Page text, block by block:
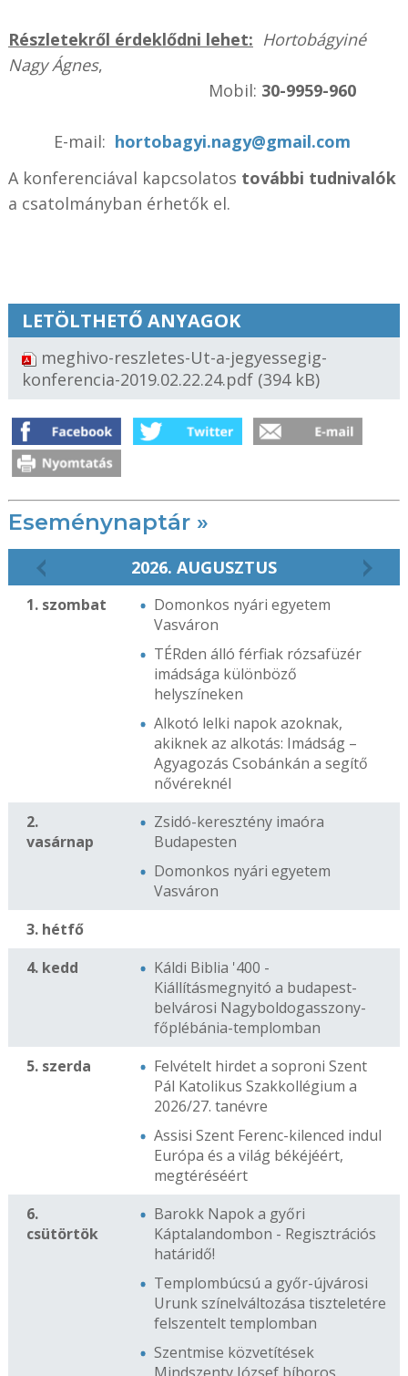
Részletekről érdeklődni lehet: Hortobágyiné
Nagy Ágnes,
Mobil: 30-9959-960
E-mail: hortobagyi.nagy@gmail.com
A konferenciával kapcsolatos további tudnivalók
a csatolmányban érhetők el.
LETÖLTHETŐ ANYAGOK
meghivo-reszletes-Ut-a-jegyessegig-
konferencia-2019.02.22.24.pdf(394 kB)
Eseménynaptár »
2026. AUGUSZTUS
1. szombat
Domonkos nyári egyetem
Vasváron
TÉRden álló férfiak rózsafüzér
imádsága különböző
helyszíneken
Alkotó lelki napok azoknak,
akiknek az alkotás: Imádság –
Agyagozás Csobánkán a segítő
nővéreknél
2.
vasárnap
Zsidó-keresztény imaóra
Budapesten
Domonkos nyári egyetem
Vasváron
3. hétfő
4. kedd
Káldi Biblia '400 -
Kiállításmegnyitó a budapest-
belvárosi Nagyboldogasszony-
főplébánia-templomban
5. szerda
Felvételt hirdet a soproni Szent
Pál Katolikus Szakkollégium a
2026/27. tanévre
Assisi Szent Ferenc-kilenced indul
Európa és a világ békéjéért,
megtéréséért
6.
csütörtök
Barokk Napok a győri
Káptalandombon - Regisztrációs
határidő!
Templombúcsú a győr-újvárosi
Urunk színelváltozása tiszteletére
felszentelt templomban
Szentmise közvetítések